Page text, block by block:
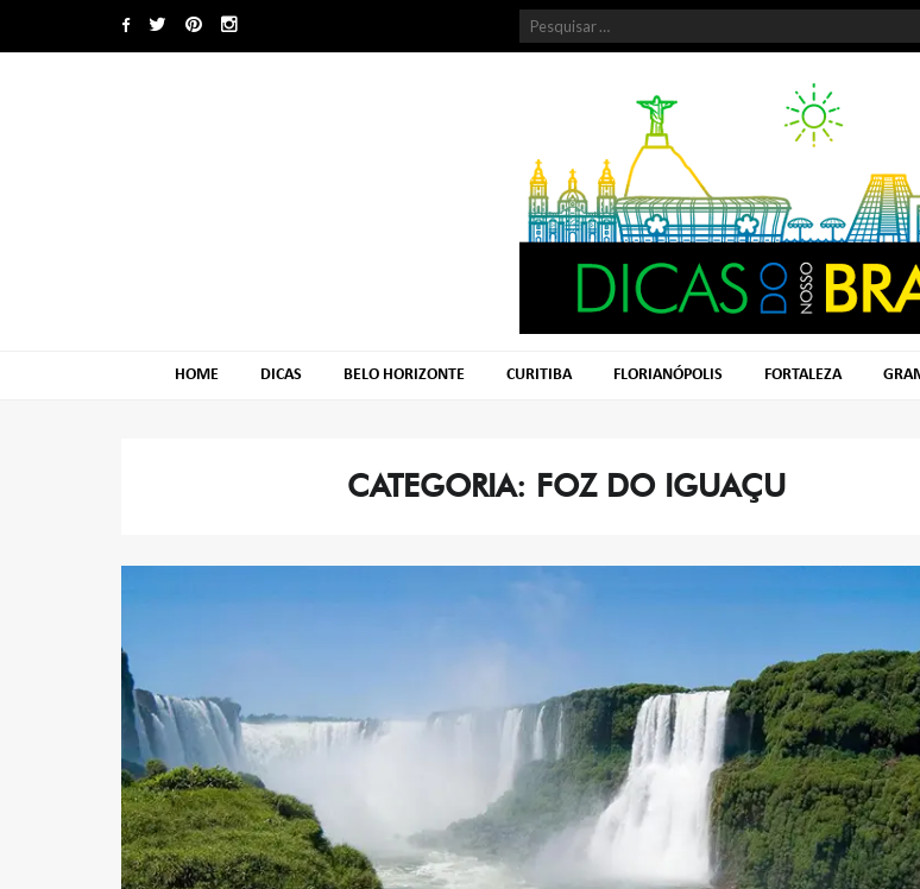
HOME DICAS BELO HORIZONTE CURITIBA FLORIANÓPOLIS FORTALEZA
CATEGORIA: FOZ DO IGUAÇU